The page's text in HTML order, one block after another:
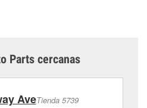
Parts cercanas
AveTienda 5739